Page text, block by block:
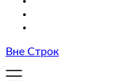
Вне Строк